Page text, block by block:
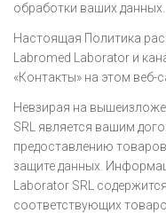
обработки ваших данных.
Настоящая Политика
Labromed Laborator и
«Контакты» на этом веб-
Невзирая на
SRL является вашим
предоставлению
защите данных.
Laborator SRL
соответствующих